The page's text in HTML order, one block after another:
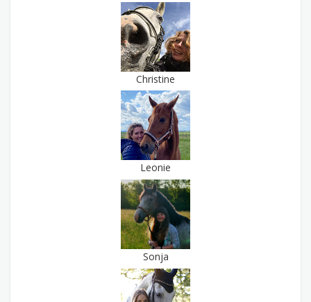
Christine
Leonie
Sonja